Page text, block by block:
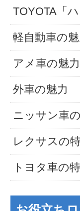
TOYOTA「
軽自動車の魅
アメ車の魅力
外車の魅力
ニッサン車
レクサスの
トヨタ車の